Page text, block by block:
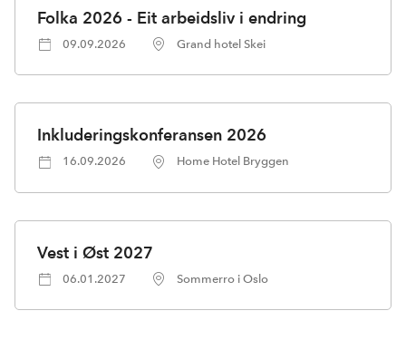
Folka 2026 - Eit arbeidsliv i endring
09.09.2026 Grand hotel Skei
Inkluderingskonferansen 2026
16.09.2026 Home Hotel Bryggen
Vest i Øst 2027
06.01.2027 Sommerro i Oslo